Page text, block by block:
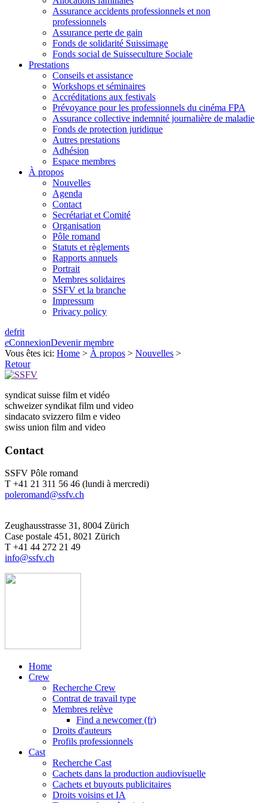
Assurance accidents professionnels et non
professionnels
Assurance perte de gain
Fonds de solidarité Suissimage
Fonds social de Suisseculture Sociale
Prestations
Conseils et assistance
Workshops et séminaires
Accréditations aux festivals
Prévoyance pour les professionnels du cinéma FPA
Assurance collective indemnité journalière de maladie
Fonds de protection juridique
Autres prestations
Adhésion
Espace membres
À propos
Nouvelles
Agenda
Contact
Secrétariat et Comité
Organisation
Pôle romand
Statuts et règlements
Rapports annuels
Portrait
Membres solidaires
SSFV et la branche
Impressum
Privacy policy
defrit
eConnexionDevenir membre
Vous êtes ici: Home > À propos > Nouvelles >
Retour
syndicat suisse film et vidéo
schweizer syndikat film und video
sindacato svizzero film e video
swiss union film and video
Contact
SSFV Pôle romand
T +41 21 311 56 46 (lundi à mercredi)
poleromand@ssfv.ch
Zeughausstrasse 31, 8004 Zürich
Case postale 451, 8021 Zürich
T +41 44 272 21 49
info@ssfv.ch
Home
Crew
Recherche Crew
Contrat de travail type
Membres relève
Find a newcomer (fr)
Droits d'auteurs
Profils professionnels
Cast
Recherche Cast
Cachets dans la production audiovisuelle
Cachets et buyouts publicitaires
Droits voisins et IA